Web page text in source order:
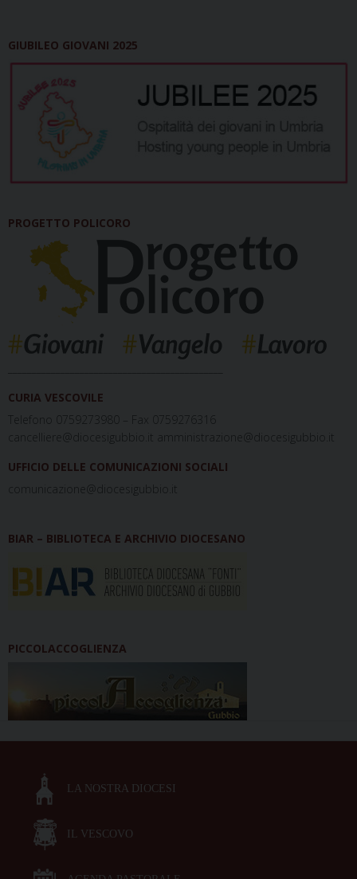
GIUBILEO GIOVANI 2025
PROGETTO POLICORO
CURIA VESCOVILE
Telefono 0759273980 – Fax 0759276316
cancelliere@diocesigubbio.it amministrazione@diocesigubbio.it
UFFICIO DELLE COMUNICAZIONI SOCIALI
comunicazione@diocesigubbio.it
BIAR – BIBLIOTECA E ARCHIVIO DIOCESANO
PICCOLACCOGLIENZA
LA NOSTRA DIOCESI
IL VESCOVO